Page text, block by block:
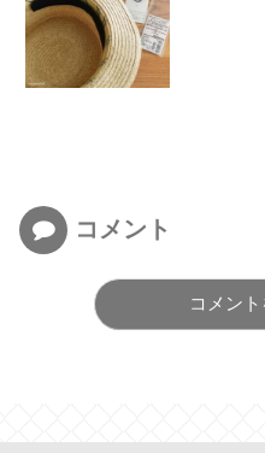
コメント
コメン